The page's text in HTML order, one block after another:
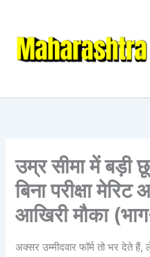
content
उम्र सीमा में बड़ी
बिना परीक्षा मेरिट
आखिरी मौका
अक्सर उम्मीदवार फॉर्म तो भर देते